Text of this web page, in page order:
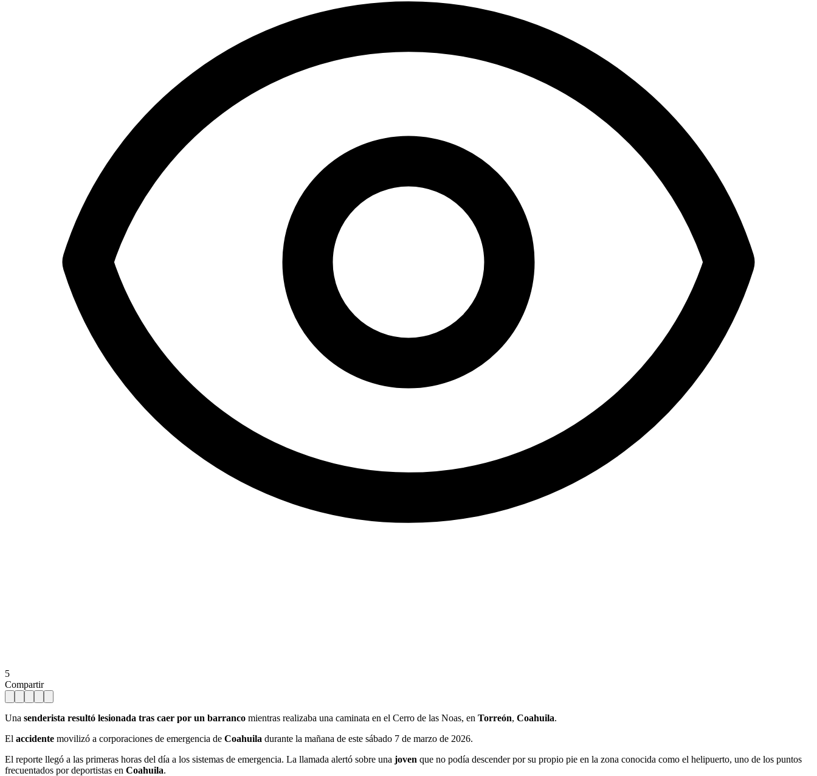
5
Compartir
Una senderista resultó lesionada tras caer por un barranco mientras realizaba una caminata en el Cerro de las Noas, en Torreón, Coahuila.
El accidente movilizó a corporaciones de emergencia de Coahuila durante la mañana de este sábado 7 de marzo de 2026.
El reporte llegó a las primeras horas del día a los sistemas de emergencia. La llamada alertó sobre una joven que no podía descender por su propio pie en la zona conocida como el helipuerto, uno de los puntos
frecuentados por deportistas en Coahuila.